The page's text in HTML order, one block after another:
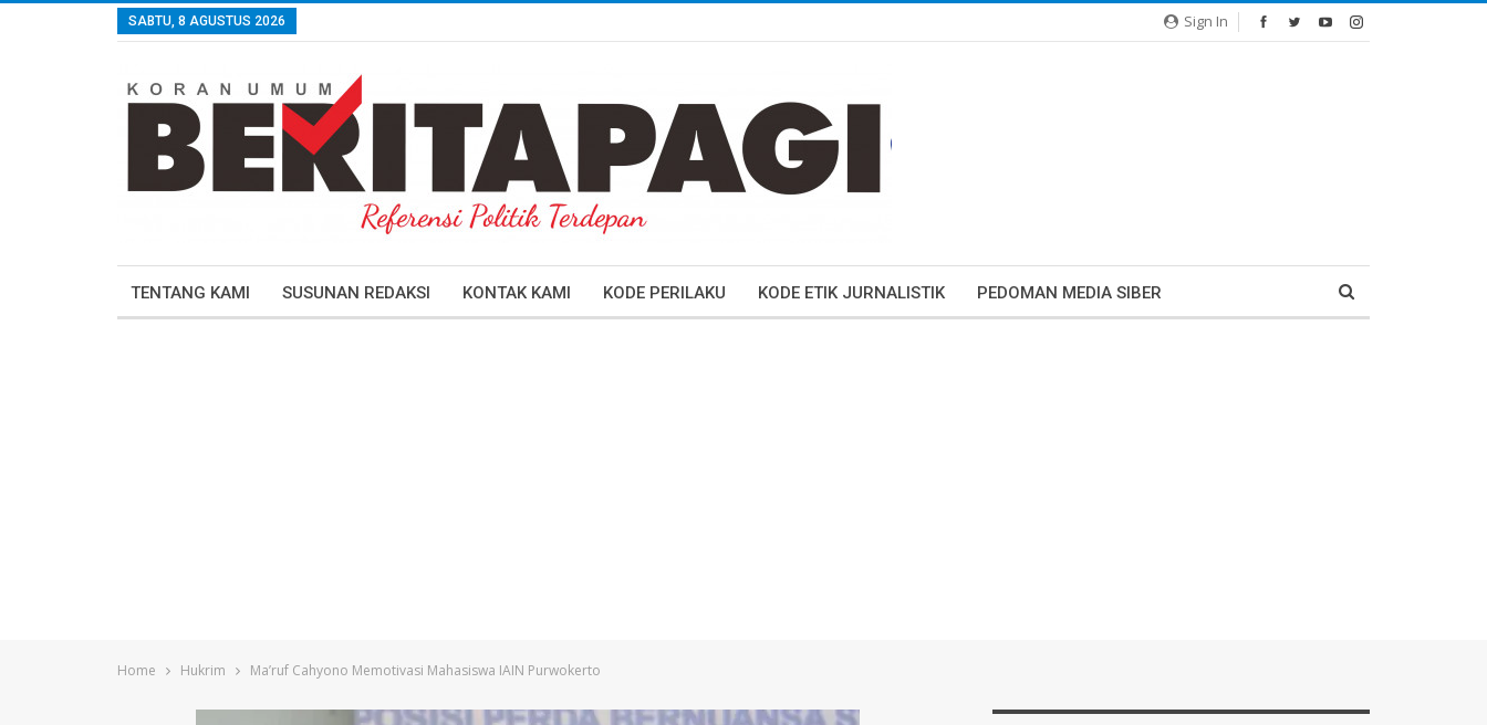
Sign In
SABTU, 8 AGUSTUS 2026
TENTANG KAMI SUSUNAN REDAKSI KONTAK KAMI KODE PERILAKU KODE ETIK JURNALISTIK PEDOMAN MEDIA SIBER
Home Hukrim Ma’ruf Cahyono Memotivasi Mahasiswa IAIN Purwokerto